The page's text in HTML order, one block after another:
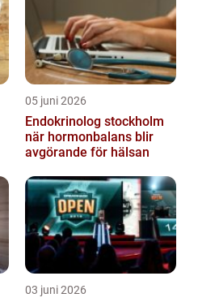
05 juni 2026
Endokrinolog stockholm
när hormonbalans blir
avgörande för hälsan
03 juni 2026